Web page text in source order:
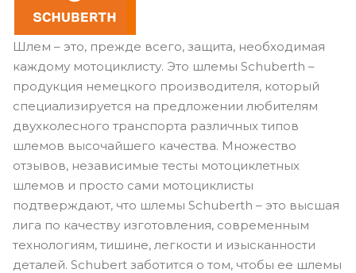
Шлем – это, прежде всего, защита, необходимая
каждому мотоциклисту. Это шлемы Schuberth –
продукция немецкого производителя, который
специализируется на предложении любителям
двухколесного транспорта различных типов
шлемов высочайшего качества. Множество
отзывов, независимые тесты мотоциклетных
шлемов и просто сами мотоциклисты
подтверждают, что шлемы Schuberth – это высшая
лига по качеству изготовления, современным
технологиям, тишине, легкости и изысканности
деталей. Schubert заботится о том, чтобы ее шлемы